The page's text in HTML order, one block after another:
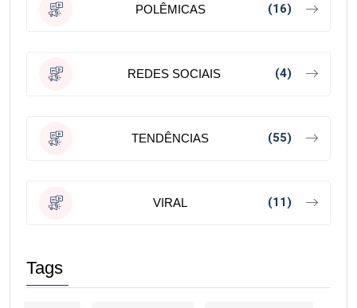
POLÊMICAS (16)
REDES SOCIAIS (4)
TENDÊNCIAS (55)
VIRAL (11)
Tags